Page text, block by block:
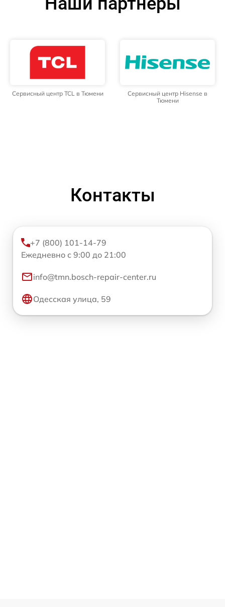
Сервисный центр TCL в Тюмени
Сервисный центр Hisense в
Тюмени
Контакты
+7 (800) 101-14-79
Ежедневно с 9:00 до 21:00
info@tmn.bosch-repair-center.ru
Одесская улица, 59